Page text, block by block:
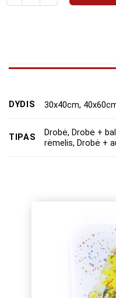
DYDIS 30x40cm,
TIPAS
Drobė, Drobė +
rėmelis, Drobė +